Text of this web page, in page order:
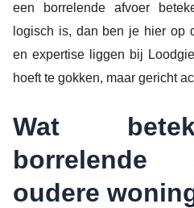
een borrelende afvoer
logisch is, dan ben je hier op
en expertise liggen bij
hoeft te gokken, maar gericht
Wat
oudere